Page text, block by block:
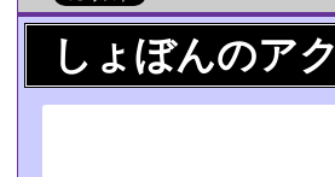
しょぼんのア